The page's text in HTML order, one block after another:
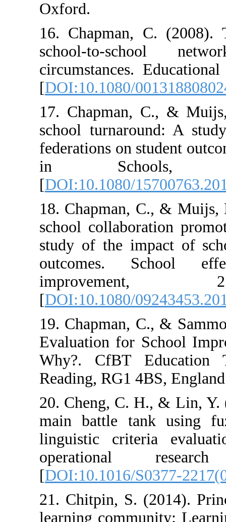
16. Chapman,
school-to-
circumstances.
[DOI:10.1080/
17. Chapman,
school
federations on
in
[DOI:10.1080/
18. Chapman,
school
study of the
outcomes.
[DOI:10.1080/
19. Chapman,
Evaluation for
Why?. CfBT
20. Cheng, C.
main battle
linguistic
[DOI:10.1016/
21. Chitpin, S.
learning